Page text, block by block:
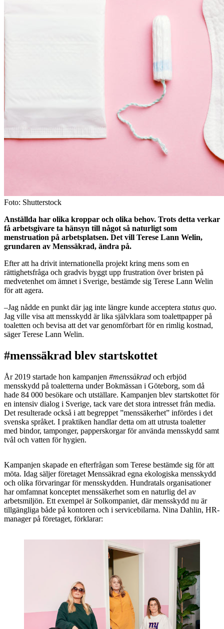
Foto: Shutterstock
Anställda har olika kroppar och olika behov. Trots detta verkar
få arbetsgivare ta hänsyn till något så naturligt som
menstruation på arbetsplatsen. Det vill Terese Lann Welin,
grundaren av Menssäkrad, ändra på.
Efter att ha drivit internationella projekt kring mens som en
rättighetsfråga och gradvis byggt upp frustration över bristen på
medvetenhet om ämnet i Sverige, bestämde sig Terese Lann Welin
för att agera.
–Jag nådde en punkt där jag inte längre kunde acceptera status quo.
Jag ville visa att mensskydd är lika självklara som toalettpapper på
toaletten och bevisa att det var genomförbart för en rimlig kostnad,
säger Terese Lann Welin.
#menssäkrad blev startskottet
År 2019 startade hon kampanjen #menssäkrad och erbjöd
mensskydd på toaletterna under Bokmässan i Göteborg, som då
hade 84 000 besökare och utställare. Kampanjen blev startskottet för
en intensiv dialog i Sverige, tack vare det stora intresset från media.
Det resulterade också i att begreppet ”menssäkerhet” infördes i det
svenska språket. I praktiken handlar detta om att utrusta toaletter
med bindor, tamponger, papperskorgar för använda mensskydd samt
tvål och vatten för hygien.
Kampanjen skapade en efterfrågan som Terese bestämde sig för att
möta. Idag säljer företaget Menssäkrad egna ekologiska mensskydd
och olika förvaringar för mensskydden. Hundratals organisationer
har omfamnat konceptet menssäkerhet som en naturlig del av
arbetsmiljön. Ett exempel är Solkompaniet, där mensskydd nu är
tillgängliga både på kontoren och i servicebilarna. Nina Dahlin, HR-
manager på företaget, förklarar: